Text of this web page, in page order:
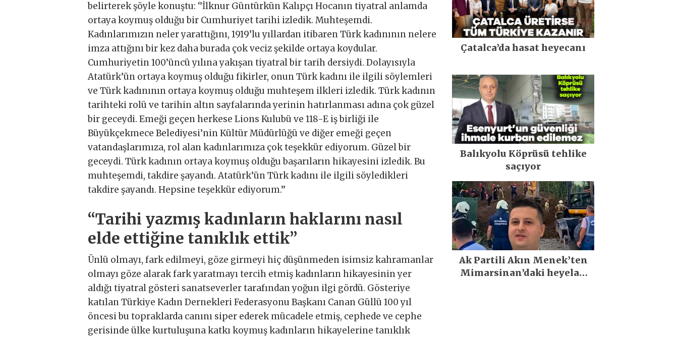
belirterek şöyle konuştu: ‘’İlknur Güntürkün Kalıpçı Hocanın tiyatral anlamda
ortaya koymuş olduğu bir Cumhuriyet tarihi izledik. Muhteşemdi.
Kadınlarımızın neler yarattığını, 1919’lu yıllardan itibaren Türk kadınının nelere
imza attığını bir kez daha burada çok veciz şekilde ortaya koydular.
Cumhuriyetin 100’üncü yılına yakışan tiyatral bir tarih dersiydi. Dolayısıyla
Atatürk’ün ortaya koymuş olduğu fikirler, onun Türk kadını ile ilgili söylemleri
ve Türk kadınının ortaya koymuş olduğu muhteşem ilkleri izledik. Türk kadının
tarihteki rolü ve tarihin altın sayfalarında yerinin hatırlanması adına çok güzel
bir geceydi. Emeği geçen herkese Lions Kulubü ve 118-E iş birliği ile
Büyükçekmece Belediyesi’nin Kültür Müdürlüğü ve diğer emeği geçen
vatandaşlarımıza, rol alan kadınlarımıza çok teşekkür ediyorum. Güzel bir
geceydi. Türk kadının ortaya koymuş olduğu başarıların hikayesini izledik. Bu
muhteşemdi, takdire şayandı. Atatürk’ün Türk kadını ile ilgili söyledikleri
takdire şayandı. Hepsine teşekkür ediyorum.’’
“Tarihi yazmış kadınların haklarını nasıl
elde ettiğine tanıklık ettik’’
Ünlü olmayı, fark edilmeyi, göze girmeyi hiç düşünmeden isimsiz kahramanlar
olmayı göze alarak fark yaratmayı tercih etmiş kadınların hikayesinin yer
aldığı tiyatral gösteri sanatseverler tarafından yoğun ilgi gördü. Gösteriye
katılan Türkiye Kadın Dernekleri Federasyonu Başkanı Canan Güllü 100 yıl
öncesi bu topraklarda canını siper ederek mücadele etmiş, cephede ve cephe
gerisinde ülke kurtuluşuna katkı koymuş kadınların hikayelerine tanıklık
Çatalca’da hasat heyecanı
Balıkyolu Köprüsü tehlike
saçıyor
Ak Partili Akın Menek’ten
Mimarsinan’daki heyelan